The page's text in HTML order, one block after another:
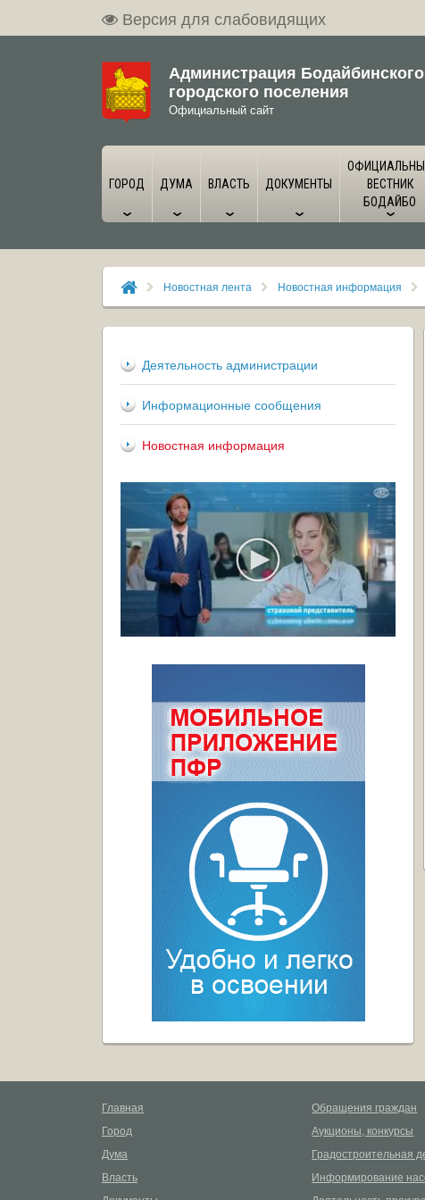
Версия для слабовидящих
Администрация Бодайбинского
городского поселения
Официальный сайт
ГОРОД ДУМА ВЛАСТЬ ДОКУМЕНТЫ
ВЕСТНИК
БОДАЙБО
Новостная лента Новостная информация
Деятельность администрации
Информационные сообщения
Новостная информация
Главная
Город
Дума
Власть
Обращения граждан
Аукционы, конкурсы
Градостроительная
Информирование